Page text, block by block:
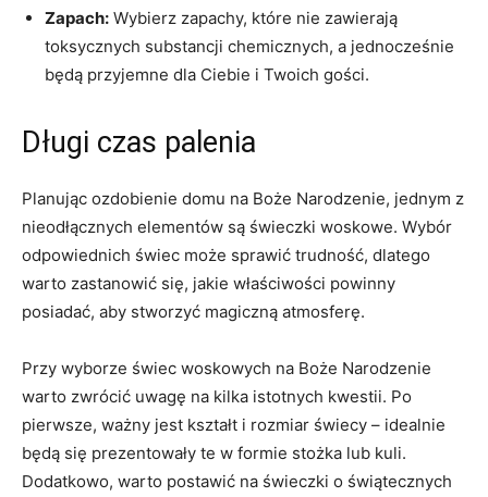
Zapach: Wybierz zapachy, które⁤ nie zawierają
toksycznych​ substancji chemicznych, a‍ jednocześnie
będą przyjemne dla Ciebie i Twoich gości.
Długi czas palenia
Planując ozdobienie domu na ⁣Boże Narodzenie, ​jednym z
nieodłącznych elementów są świeczki woskowe. Wybór
odpowiednich świec może sprawić trudność,⁣ dlatego
‍warto zastanowić się, jakie właściwości powinny
posiadać, aby stworzyć magiczną atmosferę.
Przy ​wyborze świec‌ woskowych‍ na ⁤Boże⁣ Narodzenie
warto zwrócić uwagę na kilka‍ istotnych kwestii. Po
pierwsze, ważny jest kształt i rozmiar świecy – ⁤idealnie
będą się prezentowały te w formie stożka lub kuli.⁤
Dodatkowo,⁣ warto postawić ⁢na świeczki​ o świątecznych